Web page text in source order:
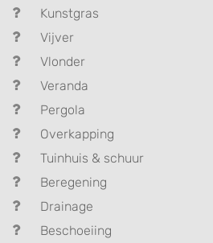
Kunstgras
Vijver
Vlonder
Veranda
Pergola
Overkapping
Tuinhuis & schuur
Beregening
Drainage
Beschoeiing